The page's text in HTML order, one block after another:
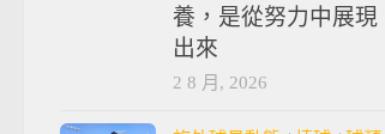
養，是從努力中展現
出來
2 8 月, 2026